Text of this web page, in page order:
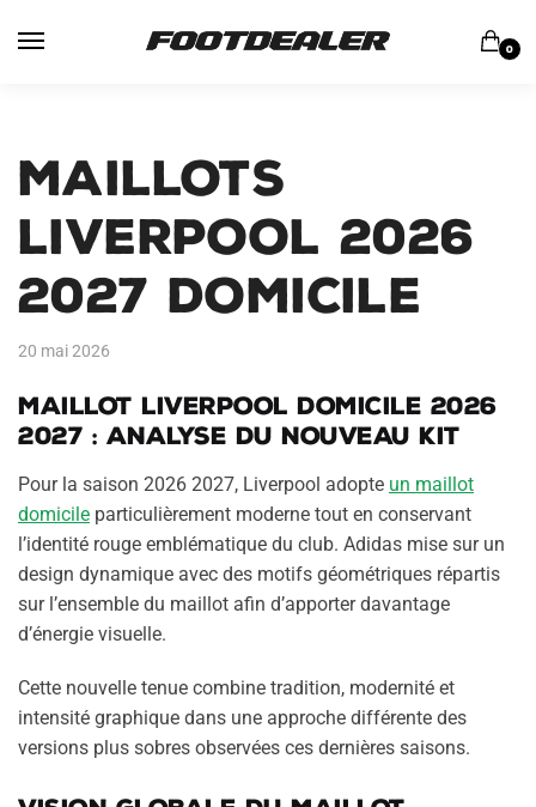
0
Maillots
Liverpool 2026
2027 Domicile
20 mai 2026
Maillot Liverpool domicile 2026
2027 : analyse du nouveau kit
Pour la saison 2026 2027, Liverpool adopte un maillot
domicile particulièrement moderne tout en conservant
l’identité rouge emblématique du club. Adidas mise sur un
design dynamique avec des motifs géométriques répartis
sur l’ensemble du maillot afin d’apporter davantage
d’énergie visuelle.
Cette nouvelle tenue combine tradition, modernité et
intensité graphique dans une approche différente des
versions plus sobres observées ces dernières saisons.